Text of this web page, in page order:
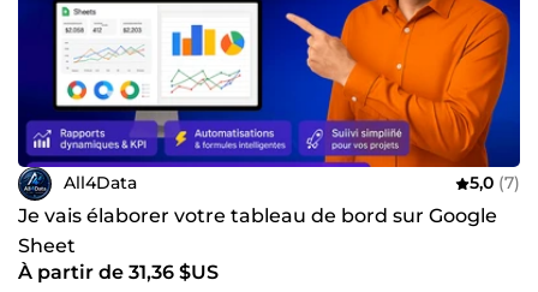
All4Data 5,0 (7)
Je vais élaborer votre tableau de bord sur Google
Sheet
À partir de 31,36 $US